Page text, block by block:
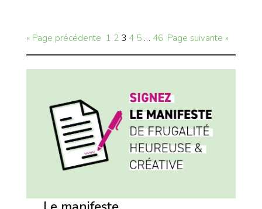
« Page précédente 1 2 3 4 5 … 46 Page suivante »